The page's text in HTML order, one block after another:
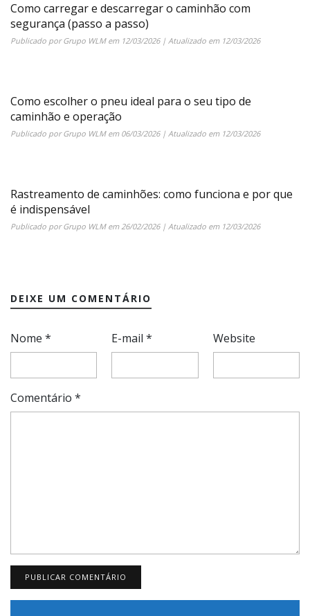
Como carregar e descarregar o caminhão com
segurança (passo a passo)
Publicado porGrupo WLMem 12/03/2026| Atualizado em 12/03/2026
Como escolher o pneu ideal para o seu tipo de
caminhão e operação
Publicado porGrupo WLMem 06/03/2026| Atualizado em 12/03/2026
Rastreamento de caminhões: como funciona e por que
é indispensável
Publicado porGrupo WLMem26/02/2026| Atualizado em 12/03/2026
DEIXE UM COMENTÁRIO
Nome * E-mail* Website
Comentário *